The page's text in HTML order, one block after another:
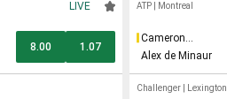
LIVE
8.00 1.07
ATP Montreal
Cameron
Norrie
Alex de Minaur
Challenger Lexington